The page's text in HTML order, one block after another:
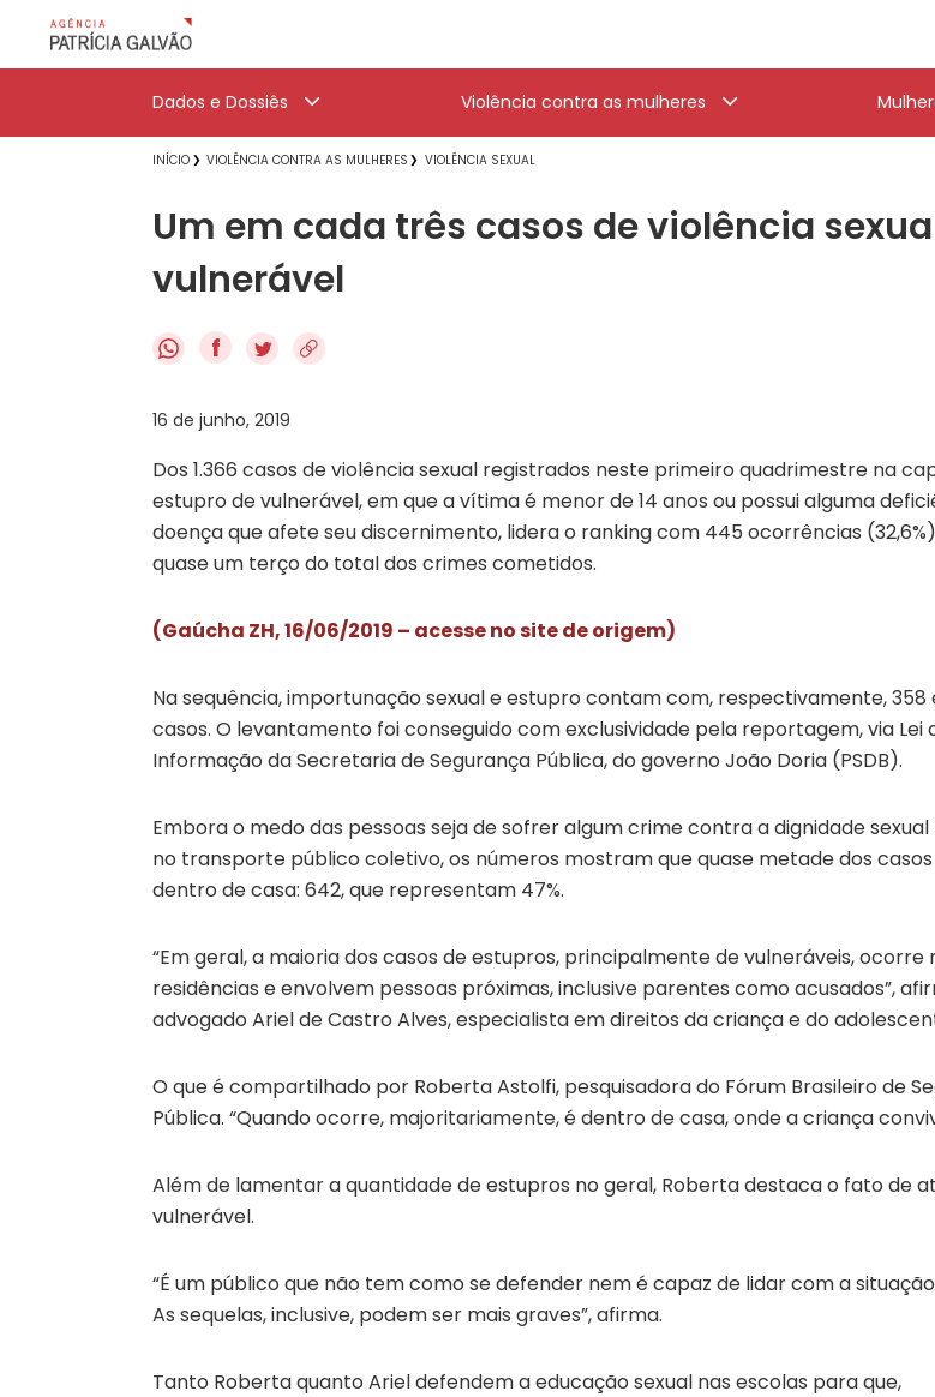
Dados e Dossiês Violência contra as mulheres
INÍCIO VIOLÊNCIA CONTRA AS MULHERES VIOLÊNCIA SEXUAL
Um em cada três casos de violência
vulnerável
f
16 de junho, 2019
Dos 1.366 casos de violência sexual registrados neste primeiro quadrimestre na
estupro de vulnerável, em que a vítima é menor de 14 anos ou possui alguma
doença que afete seu discernimento, lidera o ranking com 445 ocorrências
quase um terço do total dos crimes cometidos.
(Gaúcha ZH, 16/06/2019 – acesse no site de origem)
Na sequência, importunação sexual e estupro contam com, respectivamente, 358
casos. O levantamento foi conseguido com exclusividade pela reportagem, via Lei
Informação da Secretaria de Segurança Pública, do governo João Doria (PSDB).
Embora o medo das pessoas seja de sofrer algum crime contra a dignidade sexual
no transporte público coletivo, os números mostram que quase metade dos
dentro de casa: 642, que representam 47%.
“Em geral, a maioria dos casos de estupros, principalmente de vulneráveis, ocorre
residências e envolvem pessoas próximas, inclusive parentes como acusados”,
advogado Ariel de Castro Alves, especialista em direitos da criança e do
O que é compartilhado por Roberta Astolfi, pesquisadora do Fórum Brasileiro de
Pública. “Quando ocorre, majoritariamente, é dentro de casa, onde a criança
Além de lamentar a quantidade de estupros no geral, Roberta destaca o fato de
vulnerável.
“É um público que não tem como se defender nem é capaz de lidar com a
As sequelas, inclusive, podem ser mais graves”, afirma.
Tanto Roberta quanto Ariel defendem a educação sexual nas escolas para que,